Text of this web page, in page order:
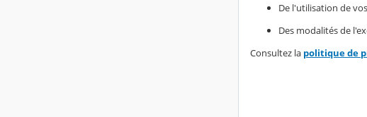
De l'utilisation de
Des modalités de
Consultez la politique de